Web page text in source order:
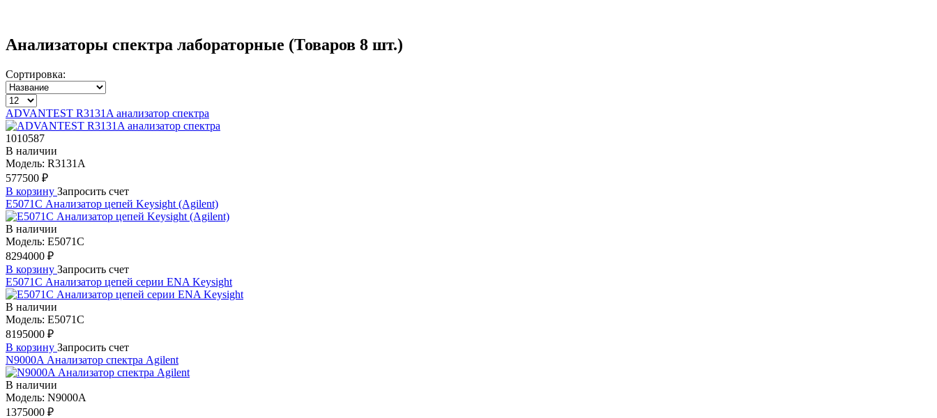
Анализаторы спектра лабораторные (Товаров 8 шт.)
Сортировка:
ADVANTEST R3131A анализатор спектра
1010587
В наличии
Модель: R3131A
577500 ₽
В корзину Запросить счет
E5071C Анализатор цепей Keysight (Agilent)
В наличии
Модель: E5071C
8294000 ₽
В корзину Запросить счет
E5071C Анализатор цепей серии ENA Keysight
В наличии
Модель: E5071C
8195000 ₽
В корзину Запросить счет
N9000A Анализатор спектра Agilent
В наличии
Модель: N9000A
1375000 ₽